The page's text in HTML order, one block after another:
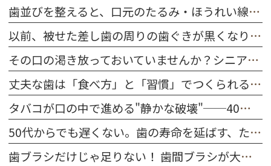
歯並びを整えると、口元のたるみ・ほうれい線は改善する？
以前、被せた差し歯の周りの歯ぐきが黒くなりました。どうしてですか？
その口の渇き放っておいていませんか？シニア世代に多い「ドライマウス」を防ぐ習慣
丈夫な歯は「食べ方」と「習慣」でつくられる｜今日から始める口腔ケア
タバコが口の中で進める"静かな破壊"──40代～50代が今すぐ知るべきこと
50代からでも遅くない。歯の寿命を延ばす、たった一つの習慣
歯ブラシだけじゃ足りない！ 歯間ブラシが大切な理由